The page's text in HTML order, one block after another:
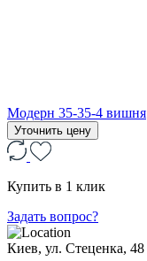
Модерн 35-35-4 вишня
Уточнить цену
Купить в 1 клик
Задать вопрос?
Киев, ул. Стеценка, 48